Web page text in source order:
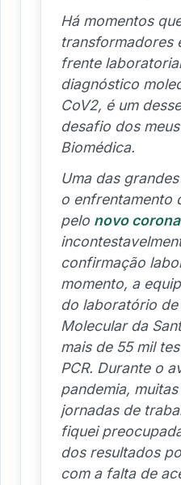
Há momentos
transformadores
frente
diagnóstico
CoV2, é um
desafio dos
Biomédica.
Uma das
o enfrentamento
pelo novo
confirmação
momento, a
do laboratório
Molecular da
mais de 55 mil
PCR. Durante o
pandemia,
jornadas de
fiquei
dos resultados
com a falta de